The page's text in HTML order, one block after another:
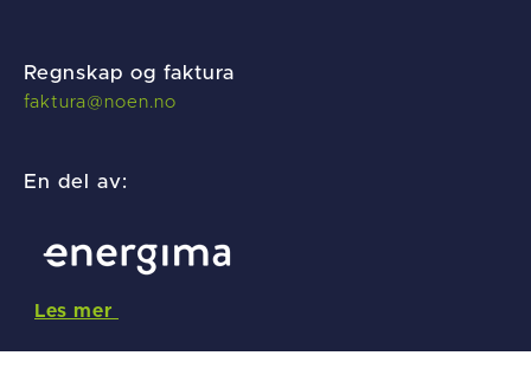
Regnskap og faktura
faktura@noen.no
En del av:
Les mer